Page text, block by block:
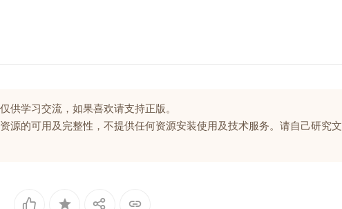
供学习交流，如果喜欢请支持正版。
源的可用及完整性，不提供任何资源安装使用及技术服务。请自己研究文